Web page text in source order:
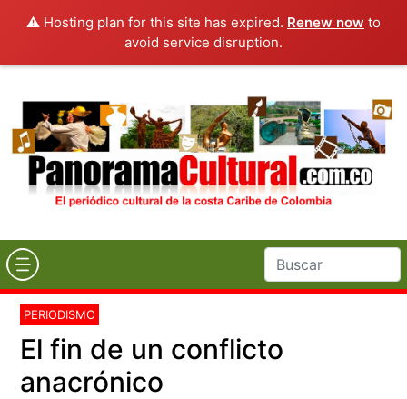
⚠️ Hosting plan for this site has expired. Renew now to
avoid service disruption.
PERIODISMO
El fin de un conflicto
anacrónico